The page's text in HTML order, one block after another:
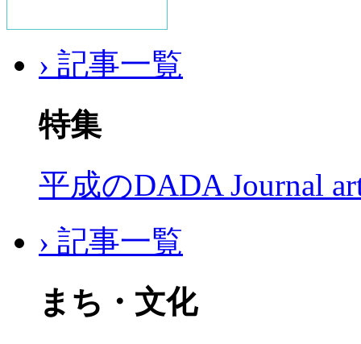
› 記事一覧
特集
平成のDADA Journal
› 記事一覧
まち・文化